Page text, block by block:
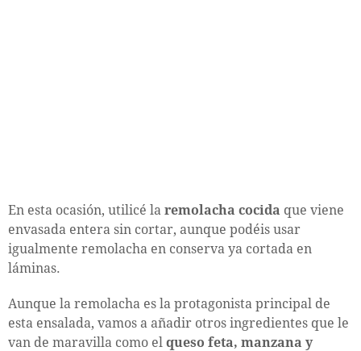
En esta ocasión, utilicé la remolacha cocida que viene
envasada entera sin cortar, aunque podéis usar
igualmente remolacha en conserva ya cortada en
láminas.
Aunque la remolacha es la protagonista principal de
esta ensalada, vamos a añadir otros ingredientes que le
van de maravilla como el queso feta, manzana y